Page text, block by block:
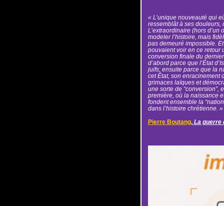
« L’unique nouveauté qui
ressemblât à ses douleurs,
L’extraordinaire (hors d’un
modeler l’histoire, mais
pas demeuré impossible.
pouvaient voir en ce retour
conversion finale du
d’abord parce que l’État
juifs; ensuite parce que la
cet État, son enracinement
grimaces laïques et
une sorte de “conversion”,
première, où la naissance
fondent ensemble la
dans l’histoire chrétienne. »
Pierre Boutang, La guerre